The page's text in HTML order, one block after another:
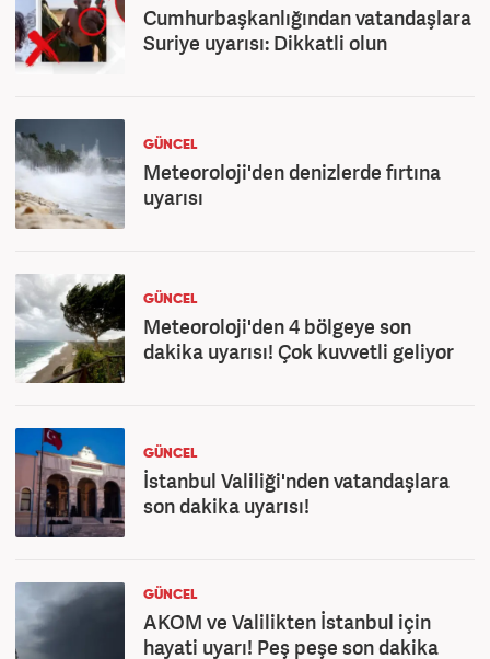
Cumhurbaşkanlığından vatandaşlara
Suriye uyarısı: Dikkatli olun
GÜNCEL
Meteoroloji'den denizlerde fırtına
uyarısı
GÜNCEL
Meteoroloji'den 4 bölgeye son
dakika uyarısı! Çok kuvvetli geliyor
GÜNCEL
İstanbul Valiliği'nden vatandaşlara
son dakika uyarısı!
GÜNCEL
AKOM ve Valilikten İstanbul için
hayati uyarı! Peş peşe son dakika